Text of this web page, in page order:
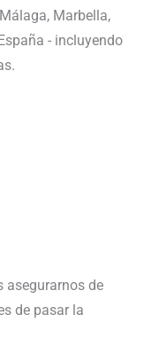
Marbella,
- incluyendo
asegurarnos de
de pasar la